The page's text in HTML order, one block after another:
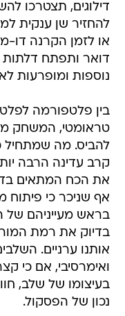
דילוגים, תצטרכו
להחזיר שן ענקית
או לזמן הקרנה דו-
דואר ותפתח דלתות
נוספות ומופרעות
בין פלטפורמה
טראומטי, המשחק
להביס. מה שמתחיל
קרב עדינה הרבה
את הכח המתאים
אף שניכר כי
בראש מעייניהם של
בדיוק את רמת
אותנו ערניים.
ואימרסיבי, אם כי
בעיצומו של שלב,
נכון של הפסקול.